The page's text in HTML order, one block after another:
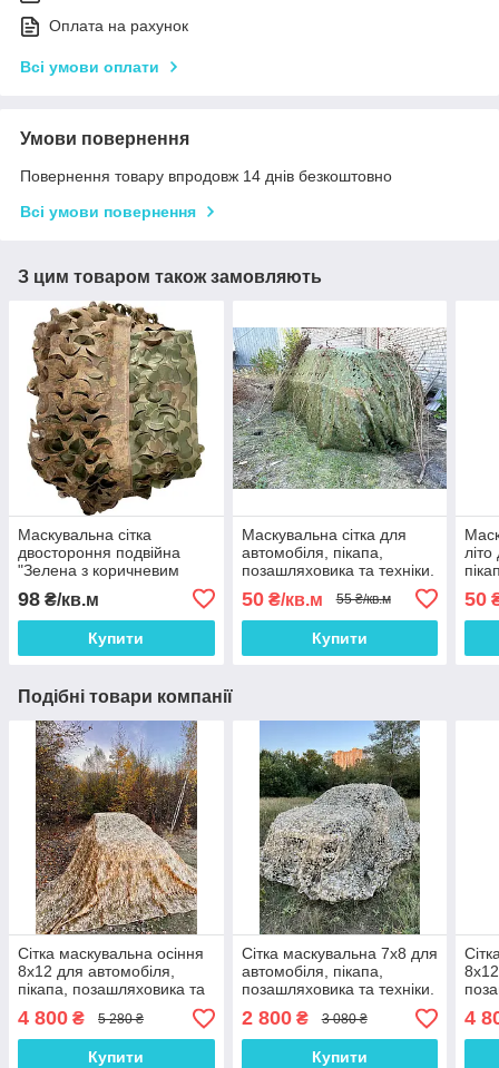
Оплата на рахунок
Всі умови оплати
Умови повернення
Повернення товару впродовж 14 днів безкоштовно
Всі умови повернення
З цим товаром також замовляють
Маскувальна сітка
двостороння подвійна
"Зелена з коричневим
98 ₴/кв.м
Купити
Маскувальна сітка для
автомобіля, пікапа,
позашляховика та техніки.
камуфляж (листя)
50₴/кв.м 55 ₴/кв.м
Купити
50
Подібні товари компанії
Сітка маскувальна осіння
8х12 для автомобіля,
пікапа, позашляховика та
техніки. Колір "Мультикам
№2"
4 800 ₴ 5 280 ₴
Купити
Сітка маскувальна 7х8 для
автомобіля, пікапа,
позашляховика та техніки.
Колір "Суха трава"
2 800₴ 3 080 ₴
Купити
4